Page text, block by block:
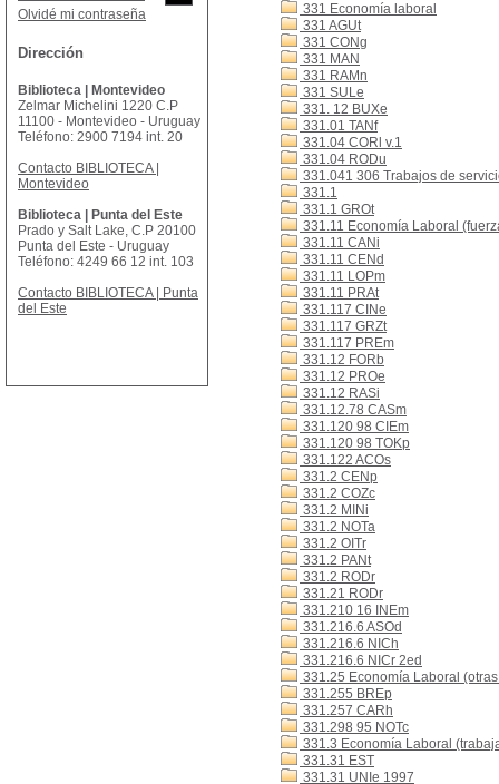
331 Economía laboral
331 AGUt
331 CONg
331 MAN
331 RAMn
331 SULe
331. 12 BUXe
331.01 TANf
331.04 CORl v.1
331.04 RODu
331.041 306 Trabajos de
331.1
331.1 GROt
331.11 Economía Laboral
331.11 CANi
331.11 CENd
331.11 LOPm
331.11 PRAt
331.117 CINe
331.117 GRZt
331.117 PREm
331.12 FORb
331.12 PROe
331.12 RASi
331.12.78 CASm
331.120 98 CIEm
331.120 98 TOKp
331.122 ACOs
331.2 CENp
331.2 COZc
331.2 MINi
331.2 NOTa
331.2 OITr
331.2 PANt
331.2 RODr
331.21 RODr
331.210 16 INEm
331.216.6 ASOd
331.216.6 NICh
331.216.6 NICr 2ed
331.25 Economía Laboral
331.255 BREp
331.257 CARh
331.298 95 NOTc
331.3 Economía Laboral
331.31 EST
331.31 UNIe 1997
Olvidé mi contraseña
Dirección
Biblioteca | Montevideo
Zelmar Michelini 1220 C.P
11100 - Montevideo - Uruguay
Teléfono: 2900 7194 int. 20
Contacto BIBLIOTECA |
Montevideo
Biblioteca | Punta del Este
Prado y Salt Lake, C.P 20100
Punta del Este - Uruguay
Teléfono: 4249 66 12 int. 103
Contacto BIBLIOTECA | Punta
del Este